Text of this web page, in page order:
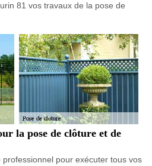
81 vos travaux de la pose de
la pose de clôture et de
pour exécuter tous vos